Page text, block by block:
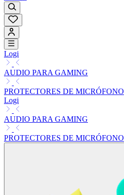
Logi
AUDIO PARA GAMING
PROTECTORES DE MICRÓFONO
Logi
AUDIO PARA GAMING
PROTECTORES DE MICRÓFONO